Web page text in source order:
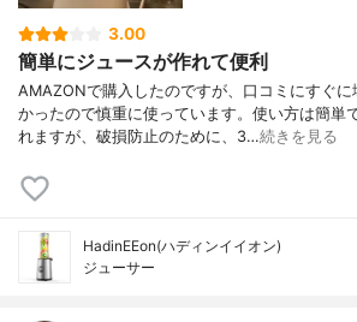
3.00
簡単にジュースが作れて便利
AMAZONで購入したのですが、口コミにすぐ
かったので慎重に使っています。使い方は簡単
れますが、破損防止のために、3…続きを見る
HadinEEon(ハディンイイオン)
ジューサー